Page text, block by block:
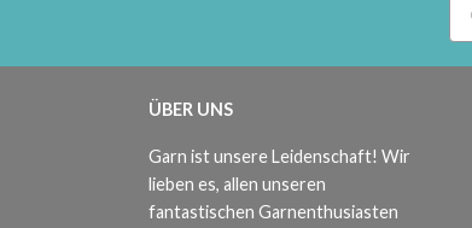
ÜBER UNS
Garn ist unsere Leidenschaft! Wir
lieben es, allen unseren
fantastischen Garnenthusiasten